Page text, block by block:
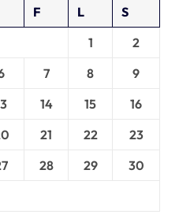
F L
S
1
2
7 8
9
14 15
16
21 22
23
28 29
30